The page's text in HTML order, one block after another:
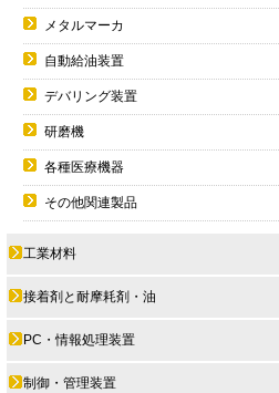
メタルマーカ
自動給油装置
デバリング装置
研磨機
各種医療機器
その他関連製品
工業材料
接着剤と耐摩耗剤・油
PC・情報処理装置
制御・管理装置